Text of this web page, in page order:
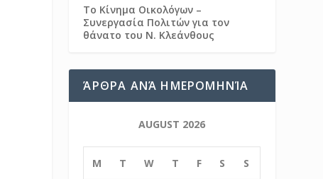
Το Κίνημα Οικολόγων –
Συνεργασία Πολιτών για τον
θάνατο του Ν. Κλεάνθους
ΆΡΘΡΑ ΑΝΆ ΗΜΕΡΟΜΗΝΊΑ
AUGUST 2026
M T W T F S S